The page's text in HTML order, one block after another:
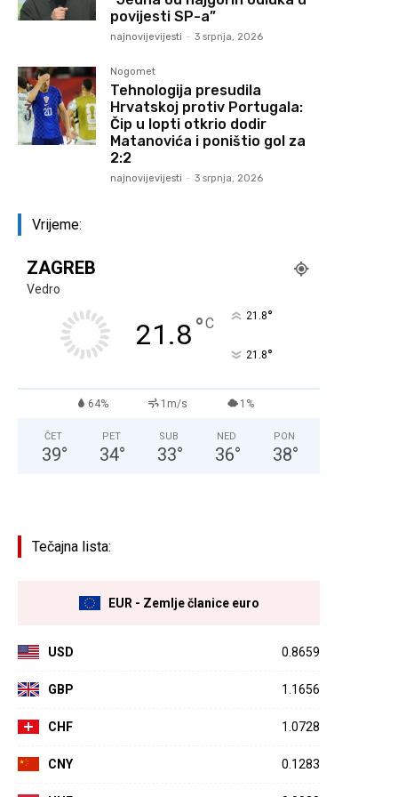
povijesti SP-a”
najnovijevijesti - 3 srpnja, 2026
Nogomet
Tehnologija presudila
Hrvatskoj protiv Portugala:
Čip u lopti otkrio dodir
Matanovića i poništio gol za
2:2
najnovijevijesti - 3 srpnja, 2026
Vrijeme:
ZAGREB
Vedro
21.8°C 21.8°
21.8°
64% 1m/s 1%
ČET
39°
PET
34°
SUB
33°
NED
36°
PON
38°
Tečajna lista:
EUR - Zemlje članice euro
USD 0.8659
GBP 1.1656
CHF 1.0728
CNY 0.1283